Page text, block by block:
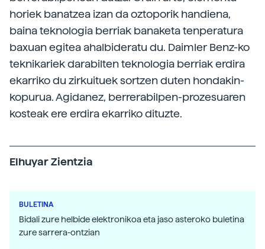
horiek banatzea izan da oztoporik handiena,
baina teknologia berriak banaketa tenperatura
baxuan egitea ahalbideratu du. Daimler Benz-ko
teknikariek darabilten teknologia berriak erdira
ekarriko du zirkuituek sortzen duten hondakin-
kopurua. Agidanez, berrerabilpen-prozesuaren
kosteak ere erdira ekarriko dituzte.
Elhuyar Zientzia
BULETINA
Bidali zure helbide elektronikoa eta jaso asteroko buletina
zure sarrera-ontzian